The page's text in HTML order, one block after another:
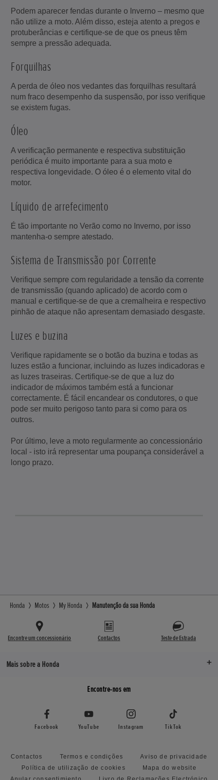
Podem aparecer fendas durante o Inverno – mesmo que
não utilize a moto. Além disso, esteja atento a pregos e
protuberâncias e certifique-se de que os pneus têm
sempre a pressão adequada.
Forquilhas
A perda de óleo nos vedantes das forquilhas resultará
num fraco desempenho da suspensão, por isso verifique
se existem fugas.
Óleo
A verificação permanente e respectiva substituição
periódica é muito importante para a sua moto e
respectiva longevidade. O óleo é o elemento vital do
motor.
Líquido de arrefecimento
É tão importante no Verão como no Inverno, por isso
mantenha-o sempre atestado.
Sistema de Transmissão por Corrente
Verifique sempre com regularidade a tensão da corrente
de transmissão (quando aplicado) de acordo com o
manual e certifique-se de que a cremalheira e respectivo
pinhão de ataque não apresentam demasiado desgaste.
Luzes e buzina
Verifique rapidamente se o botão da buzina e todas as
luzes estão a funcionar, incluindo as luzes indicadoras e
as luzes traseiras. Certifique-se de que a luz do
indicador de máximos também está a funcionar
correctamente. É fácil encandear os condutores, o que
pode ser muito perigoso tanto para si como para os
outros.
Por último, leve a moto regularmente ao concessionário
local - isto irá representar uma poupança considerável a
longo prazo.
Honda Motos My Honda Manutenção da sua Honda
Encontre um concessionário Contactos Teste de Estrada
Mais sobre a Honda
Encontre-nos em
Facebook YouTube Instagram TikTok
Contactos Termos e condições
Aviso de privacidade
Política de utilização de cookies
Mapa do website